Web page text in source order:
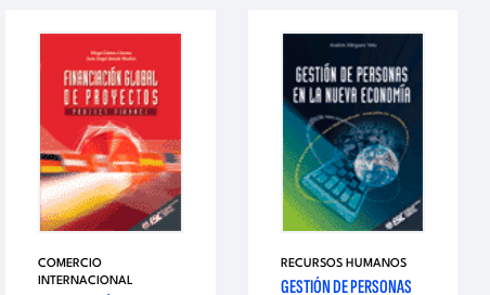
COMERCIO
INTERNACIONAL
RECURSOS HUMANOS
GESTIÓN DE PERSONAS